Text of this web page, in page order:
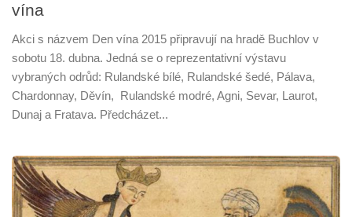
vína
Akci s názvem Den vína 2015 připravují na hradě Buchlov v
sobotu 18. dubna. Jedná se o reprezentativní výstavu
vybraných odrůd: Rulandské bílé, Rulandské šedé, Pálava,
Chardonnay, Děvín, Rulandské modré, Agni, Sevar, Laurot,
Dunaj a Fratava. Předcházet...